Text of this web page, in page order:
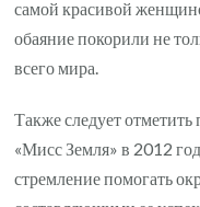
самой красивой
обаяние покорили не
всего мира.
Также следует
«Мисс Земля» в 2012
стремление помогать